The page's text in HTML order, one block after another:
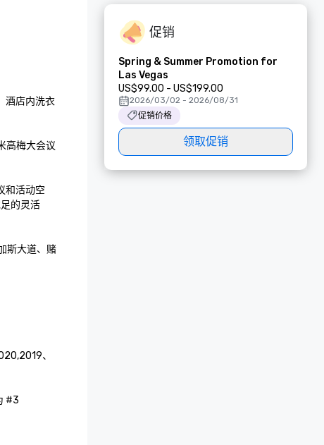
酒店内洗衣
高梅大会议
和活动空
的灵活
斯大道、赌
、
#3
促销
Spring & Summer Promotion for
Las Vegas
US$99.00 - US$199.00
2026/03/02 - 2026/08/31
促销价格
领取促销